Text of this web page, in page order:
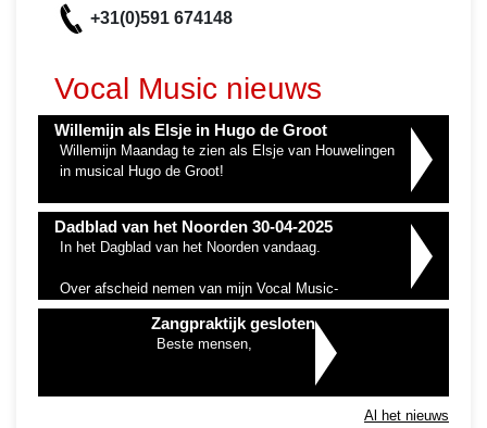
+31(0)591 674148
Vocal Music nieuws
Willemijn als Elsje in Hugo de Groot
Willemijn Maandag te zien als Elsje van Houwelingen
in musical Hugo de Groot!
Dadblad van het Noorden 30-04-2025
In het Dagblad van het Noorden vandaag.
Over afscheid nemen van mijn Vocal Music-
zangpraktijk en de nieuwe start bij hashtag#HetPodium
Zangpraktijk gesloten
Beste mensen,
Al het nieuws